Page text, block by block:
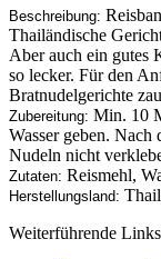
Beschreibung:
Thailändische
Aber auch ein gutes
so lecker. Für den
Bratnudelgerichte
Zubereitung: Min. 10
Wasser geben.
Nudeln nicht
Zutaten: Reismehl,
Herstellungsland:
Weiterführende